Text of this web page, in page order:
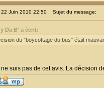
22 Juin 2010 22:50 Sujet du message:
Da B' a écrit:
du "boycottage du bus" était
suis pas de cet avis. La décision